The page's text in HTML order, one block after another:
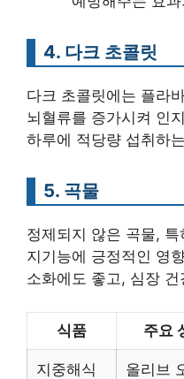
4. 다크 초콜릿
다크 초콜릿에는 플라
뇌혈류를 증가시켜 인
하루에 적당량 섭취하
5. 곡물
정제되지 않은 곡물,
지기능에 긍정적인 영
소화에도 좋고, 심장
식품 주요
지중해식
올리브